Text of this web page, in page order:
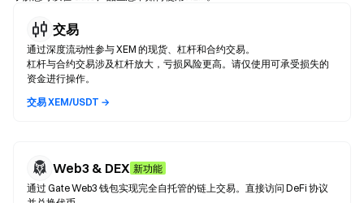
交易
通过深度流动性参与 XEM 的现货、杠杆和合约交易。
杠杆与合约交易涉及杠杆放大，亏损风险更高。请仅使用可承受损失的
资金进行操作。
交易 XEM/USDT →
Web3 & DEX 新功能
通过 Gate Web3 钱包实现完全自托管的链上交易。直接访问 DeFi 协议